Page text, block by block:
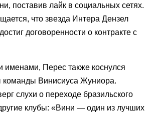
поставив лайк в социальных сетях.
что звезда Интера Дензел
договоренности о контракте с
именами, Перес также коснулся
команды Винисиуса Жуниора.
слухи о переходе бразильского
клубы: «Вини — один из лучших